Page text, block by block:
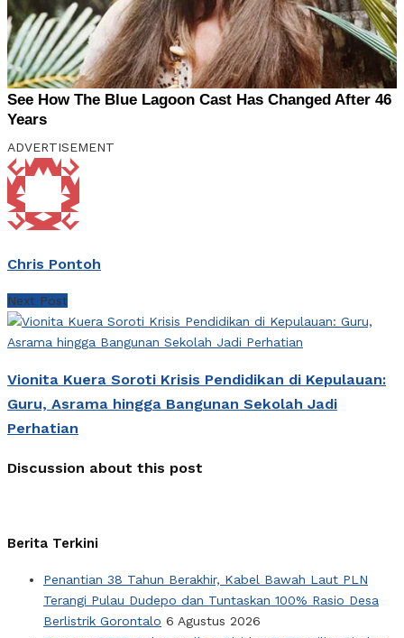
ADVERTISEMENT
Chris Pontoh
Next Post
Vionita Kuera Soroti Krisis Pendidikan di Kepulauan:
Guru, Asrama hingga Bangunan Sekolah Jadi
Perhatian
Discussion about this post
Berita Terkini
Penantian 38 Tahun Berakhir, Kabel Bawah Laut PLN
Terangi Pulau Dudepo dan Tuntaskan 100% Rasio Desa
Berlistrik Gorontalo 6 Agustus 2026